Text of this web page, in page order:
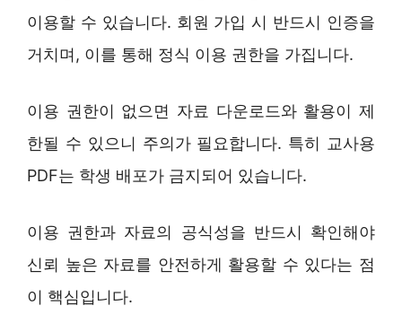
이용할 수 있습니다. 회원 가입 시 반드시 인증을
거치며, 이를 통해 정식 이용 권한을 가집니다.
이용 권한이 없으면 자료 다운로드와 활용이 제
한될 수 있으니 주의가 필요합니다. 특히 교사용
PDF는 학생 배포가 금지되어 있습니다.
이용 권한과 자료의 공식성을 반드시 확인해야
신뢰 높은 자료를 안전하게 활용할 수 있다는 점
이 핵심입니다.